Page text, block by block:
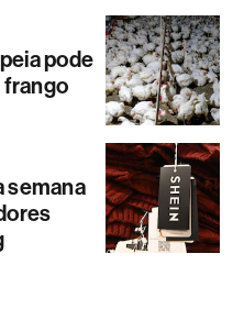
pode
frango
semana